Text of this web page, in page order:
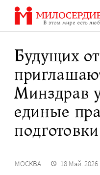
Перейти
содержанию
Будущих
Минздрав
единые
МОСКВА 18 Май. 2026